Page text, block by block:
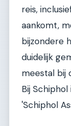
reis,
aankomt,
bijzondere
duidelijk
meestal bij
Bij
'Schiphol